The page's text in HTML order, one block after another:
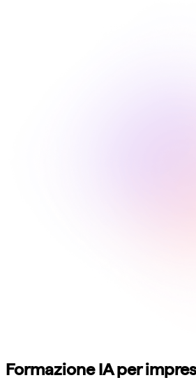
Formazione IA per